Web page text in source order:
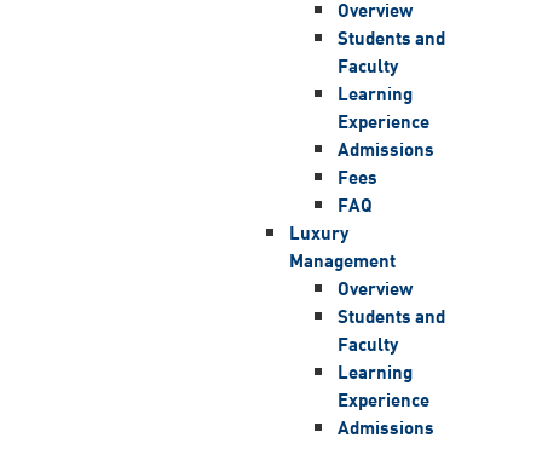
Overview
Students and
Faculty
Learning
Experience
Admissions
Fees
FAQ
Luxury
Management
Overview
Students and
Faculty
Learning
Experience
Admissions